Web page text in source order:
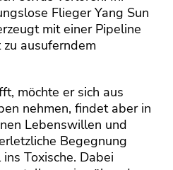
Flieger Yang Sun
mit einer Pipeline
ausuferndem
möchte er sich aus
nehmen, findet aber in
Lebenswillen und
Begegnung
Toxische. Dabei